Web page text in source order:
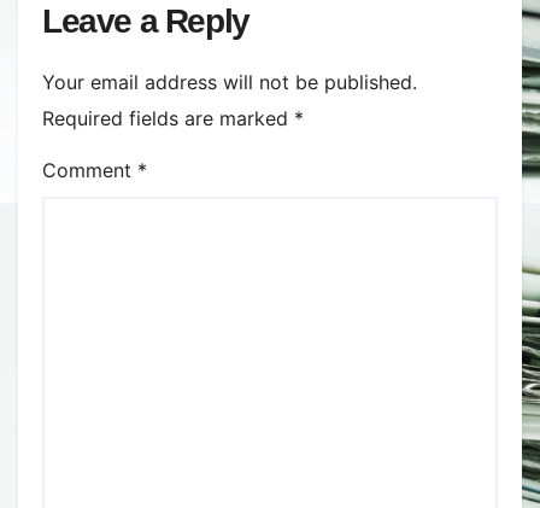
Leave a Reply
Your email address will not be published.
Required fields are marked *
Comment *